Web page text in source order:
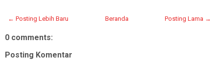
← Posting Lebih Baru Posting Lama →
Beranda
0 comments:
Posting Komentar